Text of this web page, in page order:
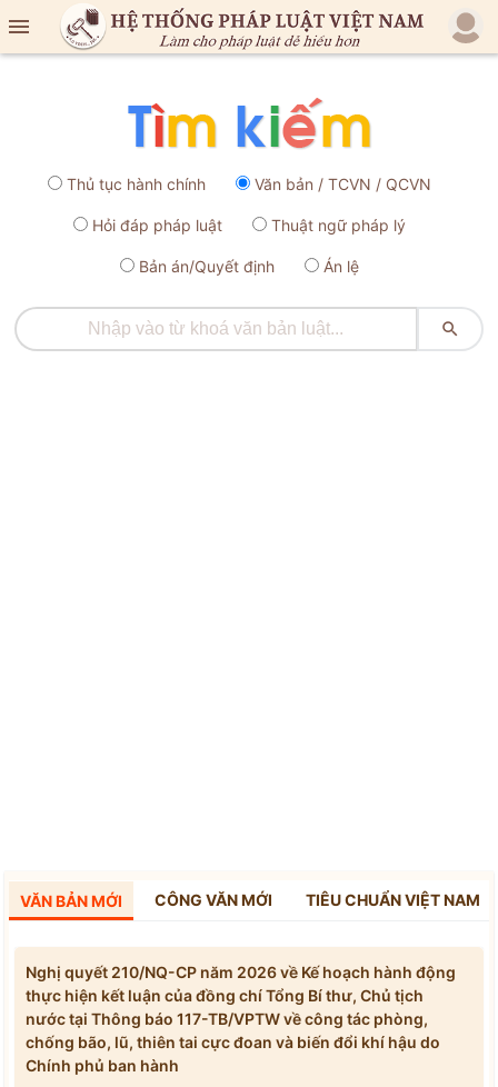

Thủ tục hành chính Văn bản / TCVN / QCVN
Hỏi đáp pháp luật Thuật ngữ pháp lý
Bản án/Quyết định Án lệ

VĂN BẢN MỚI CÔNG VĂN MỚI TIÊU CHUẨN VIỆT NAM
Nghị quyết 210/NQ-CP năm 2026 về Kế hoạch hành động
thực hiện kết luận của đồng chí Tổng Bí thư, Chủ tịch
nước tại Thông báo 117-TB/VPTW về công tác phòng,
chống bão, lũ, thiên tai cực đoan và biến đổi khí hậu do
Chính phủ ban hành